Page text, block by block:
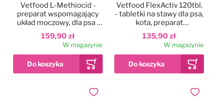
159,90 zł
Vetfood L-Methiocid -
preparat wspomagający
układ moczowy, dla psa i
kota
W magazynie
135,90 zł
Vetfood FlexActiv 120tbl.
- tabletki na stawy dla psa,
kota, preparat
wspomagający aparat
ruchu
W magazynie
Dodaj do ulubionych Dodaj